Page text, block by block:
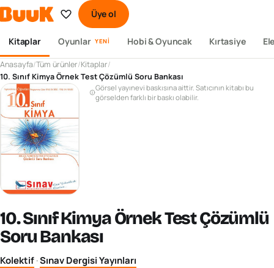
Üye ol
Kitaplar Oyunlar YENI Hobi & Oyuncak Kırtasiye
Anasayfa/Tüm ürünler/Kitaplar/
10. Sınıf Kimya Örnek Test Çözümlü Soru Bankası
Görsel yayınevi baskısına aittir. Satıcının kitabı bu
görselden farklı bir baskı olabilir.
10. Sınıf Kimya Örnek Test Çözümlü
Soru Bankası
Kolektif·Sınav Dergisi Yayınları